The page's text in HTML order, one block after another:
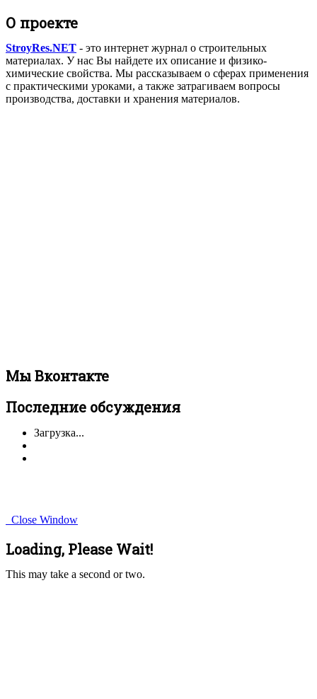
О проекте
StroyRes.NET - это интернет журнал о строительных
материалах. У нас Вы найдете их описание и физико-
химические свойства. Мы рассказываем о сферах применения
с практическими уроками, а также затрагиваем вопросы
производства, доставки и хранения материалов.
Мы Вконтакте
Последние обсуждения
Загрузка...
Close Window
Loading, Please Wait!
This may take a second or two.